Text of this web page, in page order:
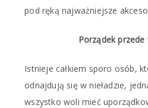
pod ręką najważniejsze
Porządek
Istnieje całkiem sporo osób,
odnajdują się w nieładzie,
wszystko woli mieć